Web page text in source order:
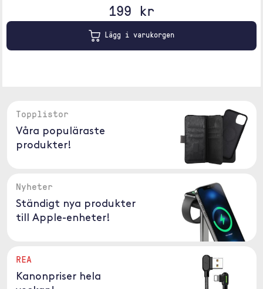
199 kr
Lägg i varukorgen
Topplistor
Våra populäraste
produkter!
Nyheter
Ständigt nya produkter
till Apple-enheter!
REA
Kanonpriser hela